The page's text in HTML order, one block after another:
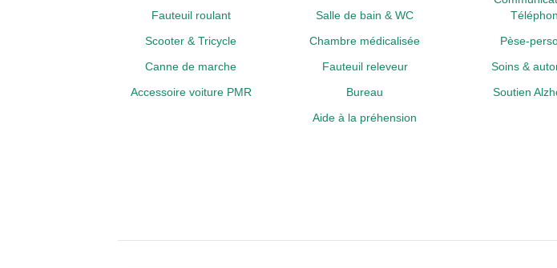
Fauteuil roulant
Scooter & Tricycle
Canne de marche
Accessoire voiture PMR
Salle de bain & WC
Chambre médicalisée
Fauteuil releveur
Bureau
Aide à la préhension
Pèse-
Soins &
Soutien